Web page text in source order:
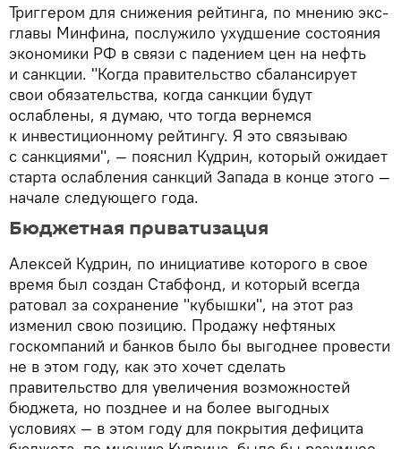
Триггером для снижения рейтинга, по мнению экс-
главы Минфина, послужило ухудшение состояния
экономики РФ в связи с падением цен на нефть
и санкции. "Когда правительство сбалансирует
свои обязательства, когда санкции будут
ослаблены, я думаю, что тогда вернемся
к инвестиционному рейтингу. Я это связываю
с санкциями", — пояснил Кудрин, который ожидает
старта ослабления санкций Запада в конце этого —
начале следующего года.
Бюджетная приватизация
Алексей Кудрин, по инициативе которого в свое
время был создан Стабфонд, и который всегда
ратовал за сохранение "кубышки", на этот раз
изменил свою позицию. Продажу нефтяных
госкомпаний и банков было бы выгоднее провести
не в этом году, как это хочет сделать
правительство для увеличения возможностей
бюджета, но позднее и на более выгодных
условиях — в этом году для покрытия дефицита